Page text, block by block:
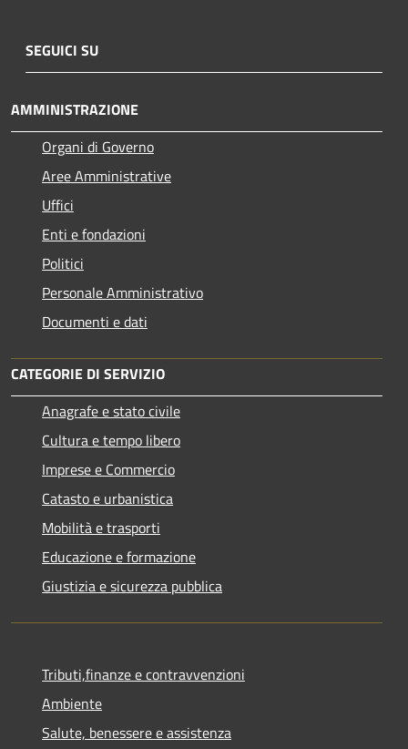
SEGUICI SU
AMMINISTRAZIONE
Organi di Governo
Aree Amministrative
Uffici
Enti e fondazioni
Politici
Personale Amministrativo
Documenti e dati
CATEGORIE DI SERVIZIO
Anagrafe e stato civile
Cultura e tempo libero
Imprese e Commercio
Catasto e urbanistica
Mobilità e trasporti
Educazione e formazione
Giustizia e sicurezza pubblica
Tributi,finanze e contravvenzioni
Ambiente
Salute, benessere e assistenza